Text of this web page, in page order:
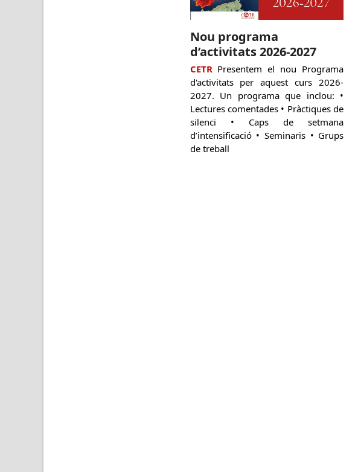
Nou programa
d’activitats 2026-2027
CETR Presentem el nou Programa
d'activitats per aquest curs 2026-
2027. Un programa que inclou: •
Lectures comentades • Pràctiques de
silenci • Caps de setmana
d’intensificació • Seminaris • Grups
de treball